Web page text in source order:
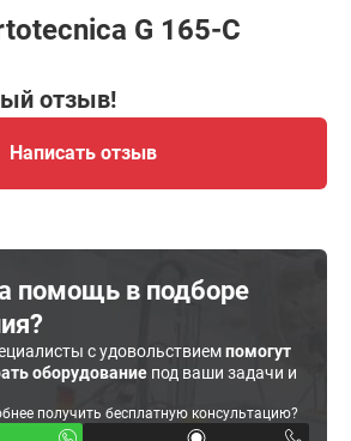
G 165-C
отзыв!
Написать отзыв
помощь в подборе
с удовольствиемпомогут
оборудование под ваши задачи и
получить бесплатную консультацию?